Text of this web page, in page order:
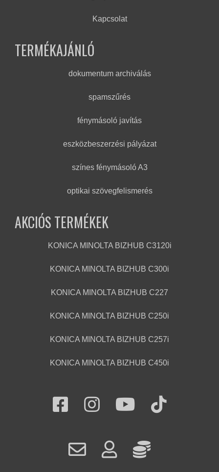
Kapcsolat
TERMÉKAJÁNLÓ
dokumentum archiválás
spamszűrés
fénymásoló javítás
eszközbeszerzési pályázat
színes fénymásoló A3
optikai szövegfelismerés
AKCIÓS TERMÉKEK
KONICA MINOLTA BIZHUB C3120i
KONICA MINOLTA BIZHUB C300i
KONICA MINOLTA BIZHUB C227
KONICA MINOLTA BIZHUB C250i
KONICA MINOLTA BIZHUB C257i
KONICA MINOLTA BIZHUB C450i